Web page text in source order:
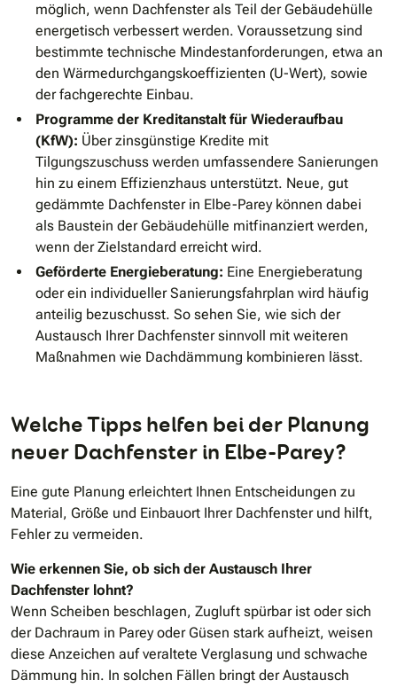
möglich, wenn Dachfenster als Teil der Gebäudehülle
energetisch verbessert werden. Voraussetzung sind
bestimmte technische Mindestanforderungen, etwa an
den Wärmedurchgangskoeffizienten (U-Wert), sowie
der fachgerechte Einbau.
Programme der Kreditanstalt für Wiederaufbau
(KfW): Über zinsgünstige Kredite mit
Tilgungszuschuss werden umfassendere Sanierungen
hin zu einem Effizienzhaus unterstützt. Neue, gut
gedämmte Dachfenster in Elbe-Parey können dabei
als Baustein der Gebäudehülle mitfinanziert werden,
wenn der Zielstandard erreicht wird.
Geförderte Energieberatung: Eine Energieberatung
oder ein individueller Sanierungsfahrplan wird häufig
anteilig bezuschusst. So sehen Sie, wie sich der
Austausch Ihrer Dachfenster sinnvoll mit weiteren
Maßnahmen wie Dachdämmung kombinieren lässt.
Welche Tipps helfen bei der Planung
neuer Dachfenster in Elbe-Parey?
Eine gute Planung erleichtert Ihnen Entscheidungen zu
Material, Größe und Einbauort Ihrer Dachfenster und hilft,
Fehler zu vermeiden.
Wie erkennen Sie, ob sich der Austausch Ihrer
Dachfenster lohnt?
Wenn Scheiben beschlagen, Zugluft spürbar ist oder sich
der Dachraum in Parey oder Güsen stark aufheizt, weisen
diese Anzeichen auf veraltete Verglasung und schwache
Dämmung hin. In solchen Fällen bringt der Austausch